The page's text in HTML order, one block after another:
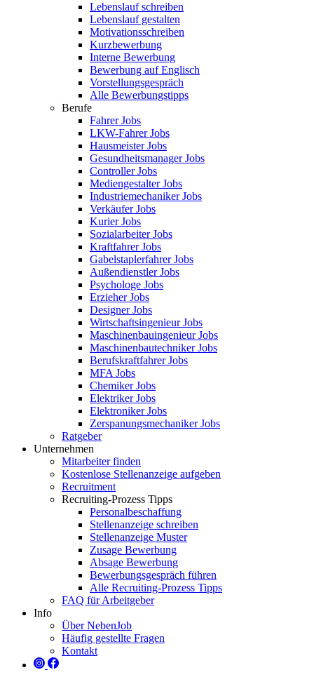
Lebenslauf schreiben
Lebenslauf gestalten
Motivationsschreiben
Kurzbewerbung
Interne Bewerbung
Bewerbung auf Englisch
Vorstellungsgespräch
Alle Bewerbungstipps
Berufe
Fahrer Jobs
LKW-Fahrer Jobs
Hausmeister Jobs
Gesundheitsmanager Jobs
Controller Jobs
Mediengestalter Jobs
Industriemechaniker Jobs
Verkäufer Jobs
Kurier Jobs
Sozialarbeiter Jobs
Kraftfahrer Jobs
Gabelstaplerfahrer Jobs
Außendienstler Jobs
Psychologe Jobs
Erzieher Jobs
Designer Jobs
Wirtschaftsingenieur Jobs
Maschinenbauingenieur Jobs
Maschinenbautechniker Jobs
Berufskraftfahrer Jobs
MFA Jobs
Chemiker Jobs
Elektriker Jobs
Elektroniker Jobs
Zerspanungsmechaniker Jobs
Ratgeber
Unternehmen
Mitarbeiter finden
Kostenlose Stellenanzeige aufgeben
Recruitment
Recruiting-Prozess Tipps
Personalbeschaffung
Stellenanzeige schreiben
Stellenanzeige Muster
Zusage Bewerbung
Absage Bewerbung
Bewerbungsgespräch führen
Alle Recruiting-Prozess Tipps
FAQ für Arbeitgeber
Info
Über NebenJob
Häufig gestellte Fragen
Kontakt